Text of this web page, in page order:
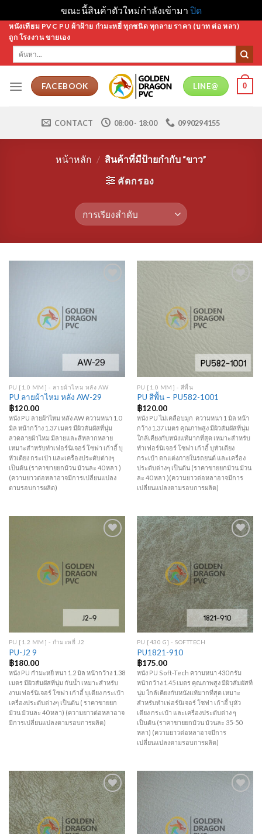
ขณะนี้สินค้าตัวใหม่กำลังเข้ามา ปิด
Skip
content
หนังเทียม PVC PU ผ้าฝ้าย กำมะหยี่ ทุกชนิด ทุกลาย ราคา (บาท ต่อ หลา)
ถูก โรงงาน ขายเอง
ค้นหา:
FACEBOOK LINE@ 0
CONTACT 08:00 - 18:00 0990294155
หน้าหลัก / สินค้าที่มีป้ายกำกับ “ขาว”
คัดกรอง
Wishlist
PU [1.0 MM] - ลายผ้าไหม หลัง AW
PU ลายผ้าไหม หลัง AW-29
฿120.00
หนัง PU ลายผ้าไหม หลัง AW ความหนา 1.0
มิล หน้ากว้าง 1.37 เมตร มีผิวสัมผัสที่นุ่ม
ลวดลายผ้าไหม มีลายและสีหลากหลาย
เหมาะสำหรับทำเฟอร์นิเจอร์ โซฟา เก้าอี้ บุ
หัวเตียง กระเป๋า และเครื่องประดับต่างๆ
เป็นต้น (ราคาขายยกม้วน ม้วนละ 40 หลา )
(ความยาวต่อหลาอาจมีการเปลี่ยนแปลง
ตามรอบการผลิต)
Wishlist
PU [1.0 MM] - สีพื้น
PU สีพื้น – PU582-1001
฿120.00
หนัง PU ไม่เคลือบมุก ความหนา 1 มิล หน้า
กว้าง 1.37 เมตร คุณภาพสูง มีผิวสัมผัสที่นุ่ม
ใกล้เคียงกับหนังแท้มากที่สุด เหมาะสำหรับ
ทำเฟอร์นิเจอร์ โซฟา เก้าอี้ บุหัวเตียง
กระเป๋า ตกแต่งภายในรถยนต์ และเครื่อง
ประดับต่างๆ เป็นต้น (ราคาขายยกม้วน ม้วน
ละ 40 หลา )(ความยาวต่อหลาอาจมีการ
เปลี่ยนแปลงตามรอบการผลิต)
Wishlist
PU [1.2 MM] - กำมะหยี่ J2
PU-J2 9
฿180.00
หนัง PU กำมะหยี่ หนา 1.2 มิล หน้ากว้าง 1.38
เมตร มีผิวสัมผัสที่นุ่ม กันน้ำ เหมาะสำหรับ
งานเฟอร์นิเจอร์ โซฟา เก้าอี้ บุเตียง กระเป๋า
เครื่องประดับต่างๆ เป็นต้น ( ราคาขายยก
ม้วน ม้วนละ 40 หลา) (ความยาวต่อหลาอาจ
มีการเปลี่ยนแปลงตามรอบการผลิต)
Add to
Wishlist
PU [430 G] - SOFTTECH
PU1821-910
฿175.00
หนัง PU Soft-Tech ความหนา 430 กรัม
หน้ากว้าง 1.45 เมตร คุณภาพสูง มีผิวสัมผัสที่
นุ่ม ใกล้เคียงกับหนังแท้มากที่สุด เหมาะ
สำหรับทำเฟอร์นิเจอร์ โซฟา เก้าอี้ บุหัว
เตียง กระเป๋า และเครื่องประดับต่าง ๆ
เป็นต้น (ราคาขายยกม้วน ม้วนละ 35-50
หลา) (ความยาวต่อหลาอาจมีการ
เปลี่ยนแปลงตามรอบการผลิต)
Add to
Wishlist
Wishlist